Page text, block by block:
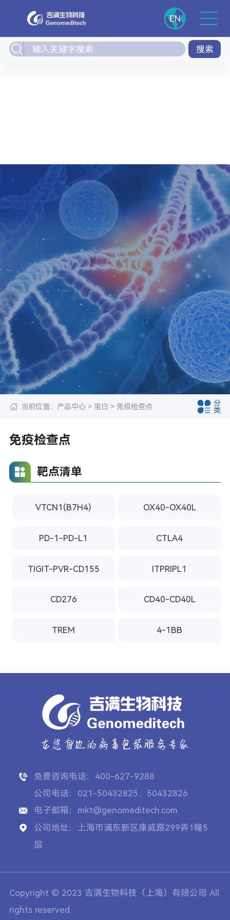
EN
搜索
当前位置： 产品中心> 蛋白 > 免疫检查点
分
类
免疫检查点
靶点清单
VTCN1(B7H4) OX40-OX40L
PD-1-PD-L1 CTLA4
TIGIT-PVR-CD155 ITPRIPL1
CD276 CD40-CD40L
TREM 4-1BB
免费咨询电话：400-627-9288
公司电话：021-50432825、50432826
电子邮箱：mkt@genomeditech.com
公司地址：上海市浦东新区康威路299弄1幢5
层
Copyright © 2023 吉满生物科技（上海）有限公司 All
rights reserved.